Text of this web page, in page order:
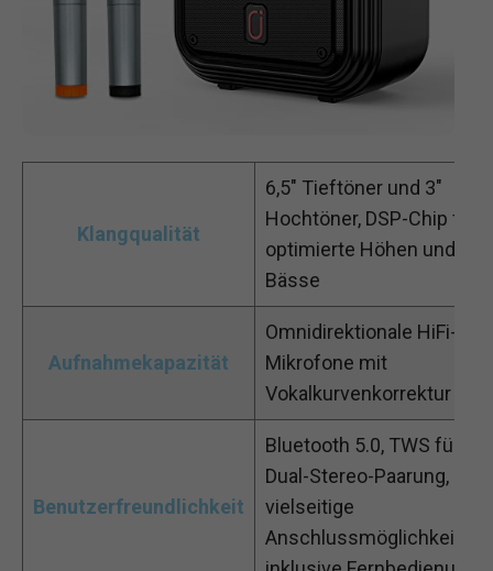
Klangqualität
6,5″ Tieftöner und 3″
Hochtöner, DSP-Chip für
optimierte Höhen und
Bässe
Aufnahmekapazität
Omnidirektionale HiFi-
Mikrofone mit
Vokalkurvenkorrektur
Benutzerfreundlichkeit
Bluetooth 5.0, TWS für
Dual-Stereo-Paarung,
vielseitige
Anschlussmöglichkeiten,